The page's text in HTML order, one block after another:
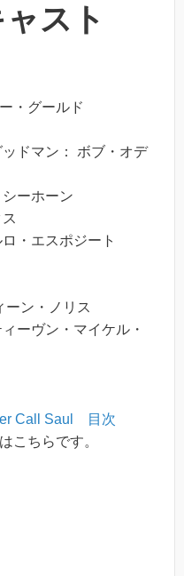
スト
・グールド
ドマン： ボブ・オデ
ーホーン
・エスポジート
ーン・ノリス
ーヴン・マイケル・
Call Saul 目次
こちらです。